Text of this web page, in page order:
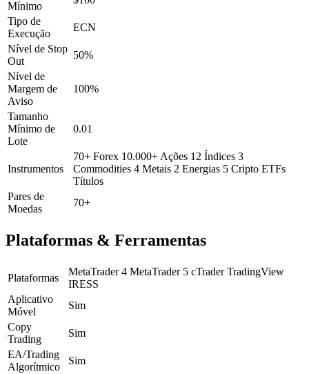
Mínimo
Tipo de
Execução
ECN
Nível de Stop
Out
50%
Nível de
Margem de
Aviso
100%
Tamanho
Mínimo de
Lote
0.01
Instrumentos
70+ Forex 10.000+ Ações 12 Índices 3
Commodities 4 Metais 2 Energias 5 Cripto ETFs
Títulos
Pares de
Moedas
70+
Plataformas & Ferramentas
Plataformas
MetaTrader 4 MetaTrader 5 cTrader TradingView
IRESS
Aplicativo
Móvel
Sim
Copy
Trading
Sim
EA/Trading
Algorítmico
Sim